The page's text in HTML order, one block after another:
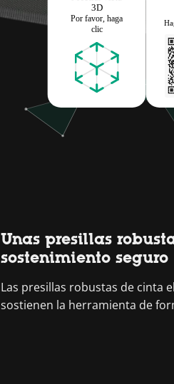
Unas presillas
sostenimiento seguro
Las presillas robustas de cinta
sostienen la herramienta de